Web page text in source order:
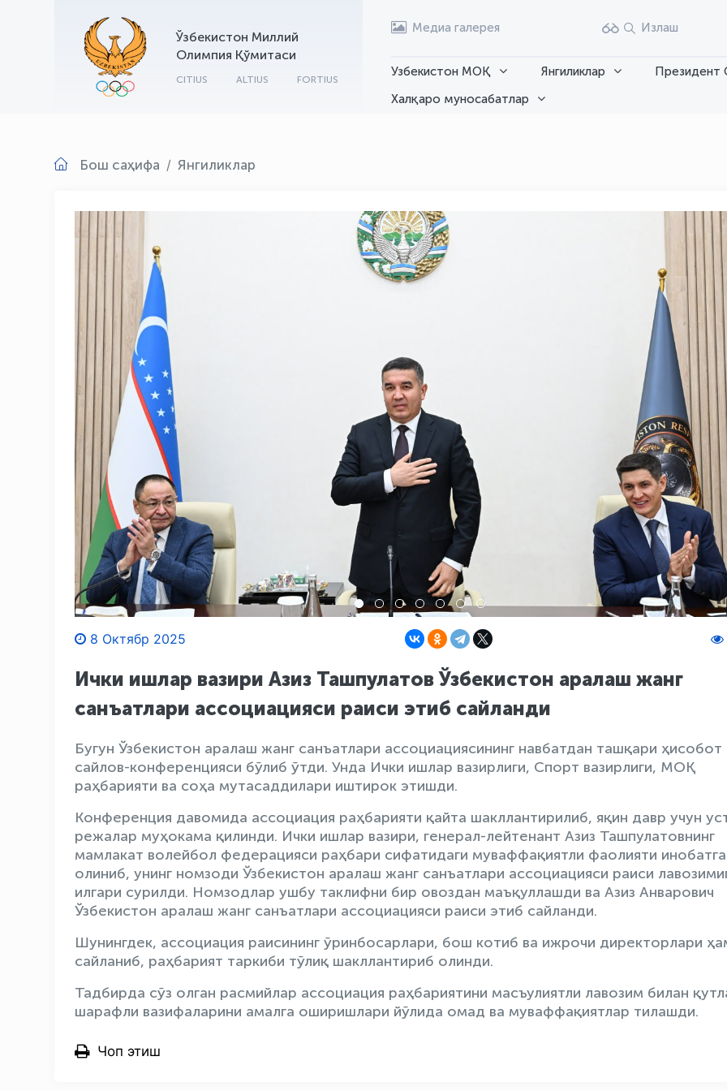
Ўзбекистон Миллий
Олимпия Қўмитаси
CITIUS ALTIUS FORTIUS
Медиа галерея Излаш
Узбекистон МОҚ Янгиликлар
Президент
Халқаро муносабатлар
Бош саҳифа Янгиликлар
8 Октябр 2025
Ички ишлар вазири Азиз Ташпулатов Ўзбекистон аралаш жанг
санъатлари ассоциацияси раиси этиб сайланди
Бугун Ўзбекистон аралаш жанг санъатлари ассоциациясининг навбатдан ташқари ҳисобот
сайлов-конференцияси бўлиб ўтди. Унда Ички ишлар вазирлиги, Спорт вазирлиги, МОҚ
раҳбарияти ва соҳа мутасаддилари иштирок этишди.
Конференция давомида ассоциация раҳбарияти қайта шакллантирилиб, яқин давр учун
режалар муҳокама қилинди. Ички ишлар вазири, генерал-лейтенант Азиз Ташпулатовнинг
мамлакат волейбол федерацияси раҳбари сифатидаги муваффақиятли фаолияти инобатга
олиниб, унинг номзоди Ўзбекистон аралаш жанг санъатлари ассоциацияси раиси
илгари сурилди. Номзодлар ушбу таклифни бир овоздан маъқуллашди ва Азиз Анварович
Ўзбекистон аралаш жанг санъатлари ассоциацияси раиси этиб сайланди.
Шунингдек, ассоциация раисининг ўринбосарлари, бош котиб ва ижрочи директорлари
сайланиб, раҳбарият таркиби тўлиқ шакллантириб олинди.
Тадбирда сўз олган расмийлар ассоциация раҳбариятини масъулиятли лавозим билан
шарафли вазифаларини амалга оширишлари йўлида омад ва муваффақиятлар тилашди.
Чоп этиш